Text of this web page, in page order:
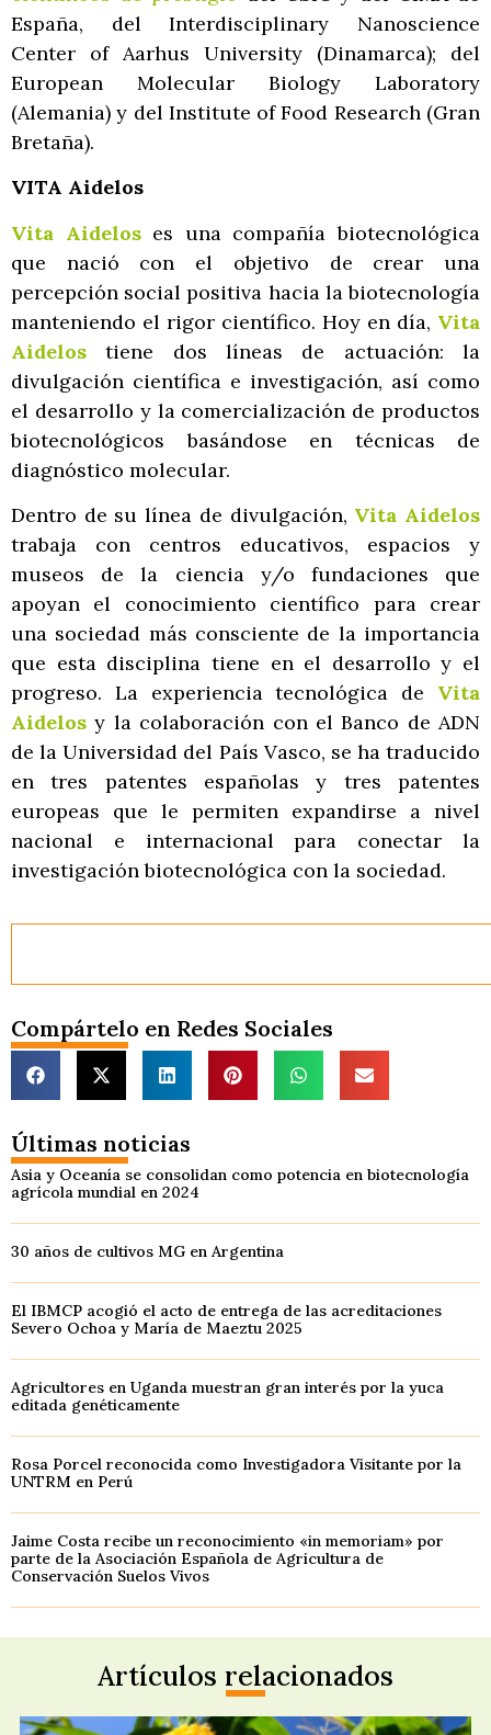
España, del Interdisciplinary Nanoscience
Center of Aarhus University (Dinamarca); del
European Molecular Biology Laboratory
(Alemania) y del Institute of Food Research (Gran
Bretaña).
VITA Aidelos
Vita Aideloses una compañía biotecnológica
que nació con el objetivo de crear una
percepción social positiva hacia la biotecnología
manteniendo el rigor científico. Hoy en día, Vita
Aidelos tiene dos líneas de actuación: la
divulgación científica e investigación, así como
el desarrollo y la comercialización de productos
biotecnológicos basándose en técnicas de
diagnóstico molecular.
Dentro de su línea de divulgación, Vita Aidelos
trabaja con centros educativos, espacios y
museos de la ciencia y/o fundaciones que
apoyan el conocimiento científico para crear
una sociedad más consciente de la importancia
que esta disciplina tiene en el desarrollo y el
progreso. La experiencia tecnológica de Vita
Aidelos y la colaboración con el Banco de ADN
de la Universidad del País Vasco, se ha traducido
en tres patentes españolas y tres patentes
europeas que le permiten expandirse a nivel
nacional e internacional para conectar la
investigación biotecnológica con la sociedad.
Compártelo en Redes Sociales
Últimas noticias
Asia y Oceanía se consolidan como potencia en biotecnología
agrícola mundial en 2024
30 años de cultivos MG en Argentina
El IBMCP acogió el acto de entrega de las acreditaciones
Severo Ochoa y María de Maeztu 2025
Agricultores en Uganda muestran gran interés por la yuca
editada genéticamente
Rosa Porcel reconocida como Investigadora Visitante por la
UNTRM en Perú
Jaime Costa recibe un reconocimiento «in memoriam» por
parte de la Asociación Española de Agricultura de
Conservación Suelos Vivos
Artículos relacionados